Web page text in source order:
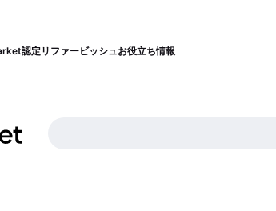
認定リファービッシュお役立ち情報